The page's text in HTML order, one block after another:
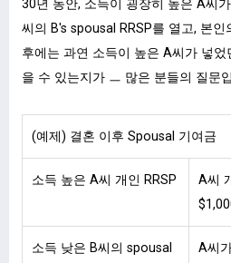
30년 동안, 소득이 굉장히 높은 A씨
씨의 B's spousal RRSP를 열고, 본
후에는 과연 소득이 높은 A씨가 넣
을 수 있는지가 ㅡ 많은 분들의 질문
(예제) 결혼 이후 Spousal 기여금
소득 높은 A씨 개인 RRSP
A씨
소득 낮은 B씨의 spousal
A씨